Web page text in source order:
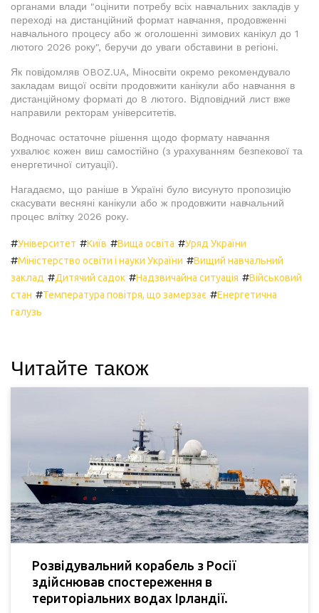
органами влади "оцінити потребу всіх навчальних закладів у
переході на дистанційний формат навчання, продовженні
навчального процесу або ж оголошенні зимових канікул до 1
лютого 2026 року", беручи до уваги обставини в регіоні.
Як повідомляв OBOZ.UA, Міносвіти окремо рекомендувало
закладам вищої освіти продовжити канікули або навчання в
дистанційному форматі до 8 лютого. Відповідний лист вже
направили ректорам університетів.
Водночас остаточне рішення щодо формату навчання
ухвалює кожен виш самостійно (з урахуванням безпекової та
енергетичної ситуації).
Нагадаємо, що раніше в Україні було висунуто пропозицію
скасувати весняні канікули або ж продовжити навчальний
процес влітку 2026 року.
#Університет #Київ #Вища освіта #Уряд України
#Міністерство освіти і науки України #Вищий навчальний
заклад #Дитячий садок #Надзвичайна ситуація #Військовий
стан #Температура повітря, що замерзає #Енергетична
галузь
Читайте також
Розвідувальний корабель з Росії
здійснював спостереження в
територіальних водах Ірландії.